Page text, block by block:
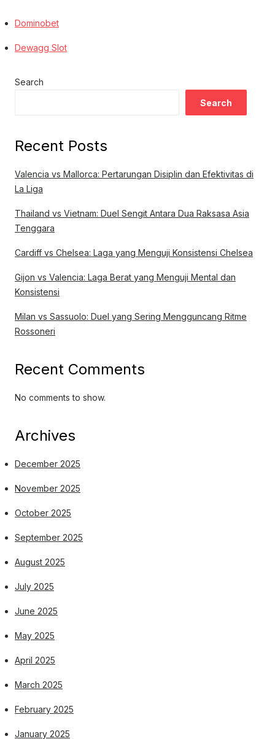
Dominobet
Dewagg Slot
Search
Search
Recent Posts
Valencia vs Mallorca: Pertarungan Disiplin dan Efektivitas di
La Liga
Thailand vs Vietnam: Duel Sengit Antara Dua Raksasa Asia
Tenggara
Cardiff vs Chelsea: Laga yang Menguji Konsistensi Chelsea
Gijon vs Valencia: Laga Berat yang Menguji Mental dan
Konsistensi
Milan vs Sassuolo: Duel yang Sering Mengguncang Ritme
Rossoneri
Recent Comments
No comments to show.
Archives
December 2025
November 2025
October 2025
September 2025
August 2025
July 2025
June 2025
May 2025
April 2025
March 2025
February 2025
January 2025